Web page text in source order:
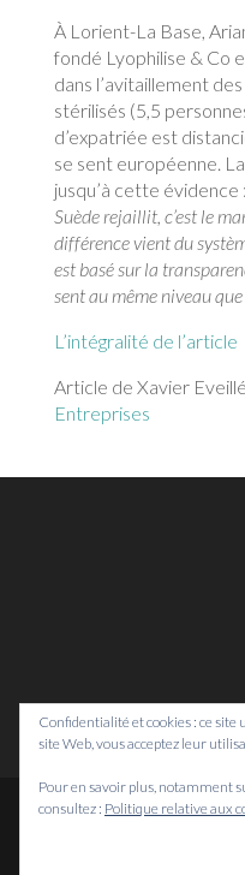
À Lorient-La Base,
fondé Lyophilise & Co
dans l’avitaillement
stérilisés (5,5
d’expatriée est
se sent européenne.
jusqu’à cette évidence :
Suède rejaillit, c’est le
différence vient du
est basé sur la
sent au même niveau que
L’intégralité de l’article
Article de Xavier
Entreprises
Confidentialité et cookies : ce site
site Web, vous acceptez leur
Pour en savoir plus, notamment
consultez : Politique relative aux